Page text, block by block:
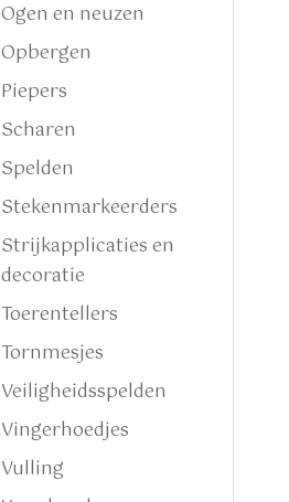
Ogen en neuzen
Opbergen
Piepers
Scharen
Spelden
Stekenmarkeerders
Strijkapplicaties en
decoratie
Toerentellers
Tornmesjes
Veiligheidsspelden
Vingerhoedjes
Vulling